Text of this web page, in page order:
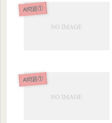
A問題①
A問題①